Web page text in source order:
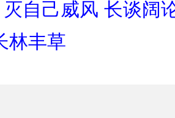
自己威风 长谈阔
林丰草